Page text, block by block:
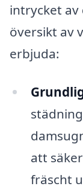
intrycket av
översikt av
erbjuda:
att
fräscht